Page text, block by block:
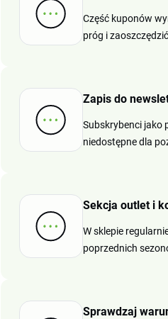
Część kuponów
próg i
Zapis do
Subskrybenci jako
niedostępne dla
Sekcja outlet i
W sklepie
poprzednich
Sprawdzaj